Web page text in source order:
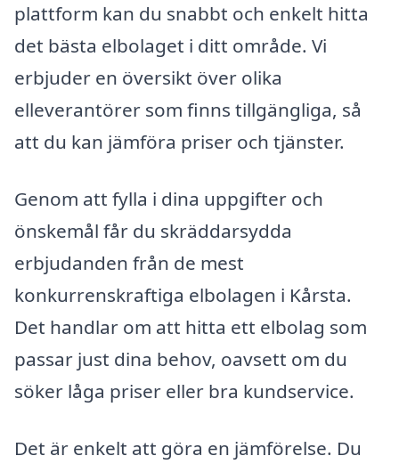
plattform kan du snabbt och enkelt hitta
det bästa elbolaget i ditt område. Vi
erbjuder en översikt över olika
elleverantörer som finns tillgängliga, så
att du kan jämföra priser och tjänster.
Genom att fylla i dina uppgifter och
önskemål får du skräddarsydda
erbjudanden från de mest
konkurrenskraftiga elbolagen i Kårsta.
Det handlar om att hitta ett elbolag som
passar just dina behov, oavsett om du
söker låga priser eller bra kundservice.
Det är enkelt att göra en jämförelse. Du